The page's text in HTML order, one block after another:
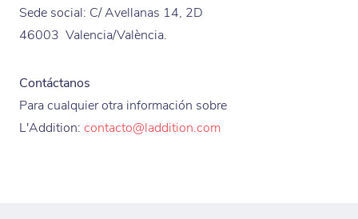
Sede social: C/ Avellanas 14, 2D
46003 Valencia/València.
Contáctanos
Para cualquier otra información sobre
L'Addition: contacto@laddition.com